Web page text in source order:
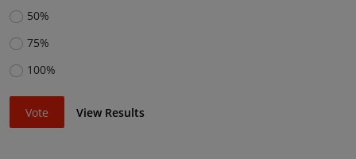
50%
75%
100%
Vote View Results